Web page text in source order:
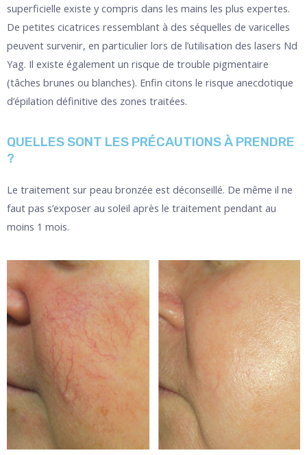
superficielle existe y compris dans les mains les plus expertes.
De petites cicatrices ressemblant à des séquelles de varicelles
peuvent survenir, en particulier lors de l’utilisation des lasers Nd
Yag. Il existe également un risque de trouble pigmentaire
(tâches brunes ou blanches). Enfin citons le risque anecdotique
d’épilation définitive des zones traitées.
QUELLES SONT LES PRÉCAUTIONS À PRENDRE
?
Le traitement sur peau bronzée est déconseillé. De même il ne
faut pas s’exposer au soleil après le traitement pendant au
moins 1 mois.